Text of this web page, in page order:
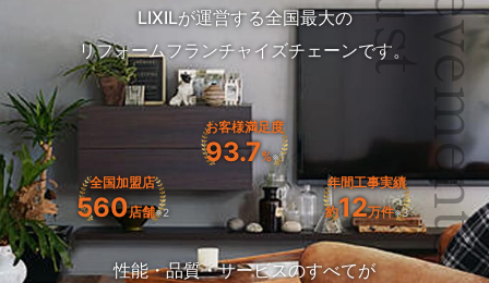
LIXILが運営する全国最大の
リフォームフランチャイズチェーンです。
お客様満足度
93.7%※1
全国加盟店
560店舗※2
年間工事実績
約12万件※3
性能・品質・サービスのすべてが